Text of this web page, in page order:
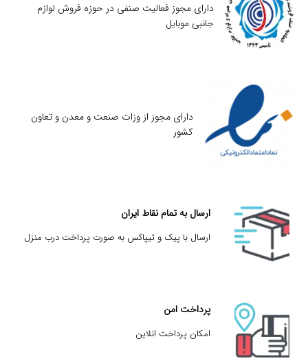
دارای مجوز فعالیت صنفی در حوزه فروش لوازم
جانبی موبایل
دارای مجوز از وزات صنعت و معدن و تعاون
کشور
ارسال به تمام نقاط ایران
ارسال با پیک و تیپاکس به صورت پرداخت درب منزل
پرداخت امن
امکان پرداخت انلاین